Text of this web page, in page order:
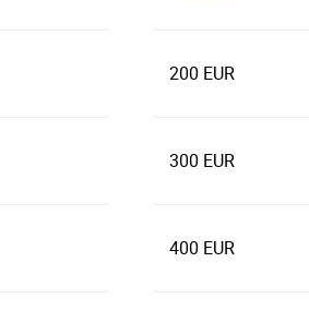
200 EUR
300 EUR
400 EUR